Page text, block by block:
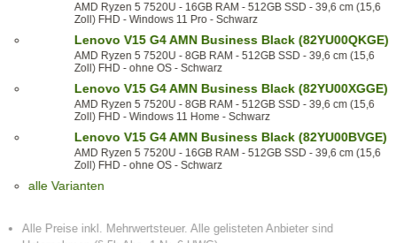
AMD Ryzen 5 7520U - 16GB RAM - 512GB SSD - 39,6 cm (15,6
Zoll) FHD - Windows 11 Pro - Schwarz
Lenovo V15 G4 AMN Business Black (82YU00QKGE)
AMD Ryzen 5 7520U - 8GB RAM - 512GB SSD - 39,6 cm (15,6
Zoll) FHD - ohne OS - Schwarz
Lenovo V15 G4 AMN Business Black (82YU00XGGE)
AMD Ryzen 5 7520U - 8GB RAM - 512GB SSD - 39,6 cm (15,6
Zoll) FHD - Windows 11 Home - Schwarz
Lenovo V15 G4 AMN Business Black (82YU00BVGE)
AMD Ryzen 5 7520U - 16GB RAM - 512GB SSD - 39,6 cm (15,6
Zoll) FHD - ohne OS - Schwarz
alle Varianten